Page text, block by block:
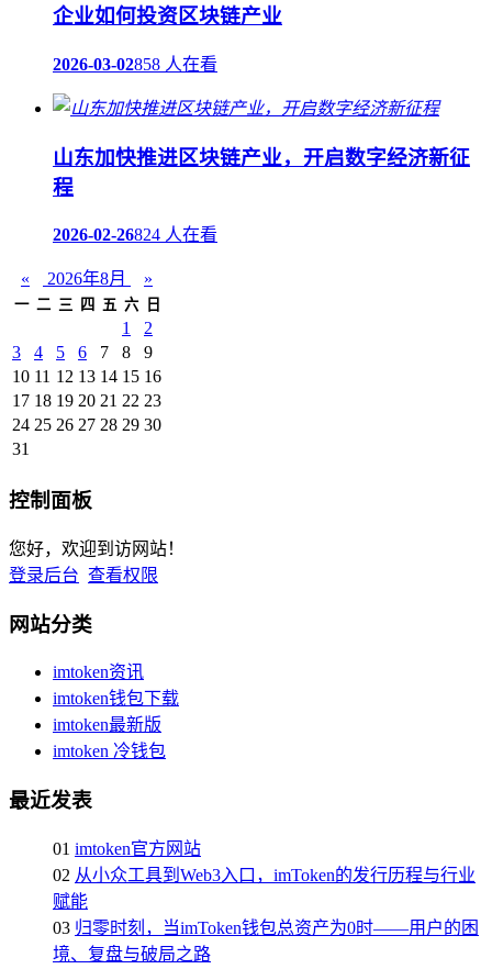
企业如何投资区块链产业
2026-03-02858 人在看
山东加快推进区块链产业，开启数字经济新征
程
2026-02-26824 人在看
« 2026年8月 »
一 二 三 四 五 六 日
1
2
3
4 5 6 7 8
9
10 11 12 13 14 15 16
17 18 19 20 21 22 23
24 25 26 27 28 29 30
31
控制面板
您好，欢迎到访网站！
登录后台 查看权限
网站分类
imtoken资讯
imtoken钱包下载
imtoken最新版
imtoken 冷钱包
最近发表
01 imtoken官方网站
02 从小众工具到Web3入口，imToken的发行历程与行业
赋能
03 归零时刻，当imToken钱包总资产为0时——用户的困
境、复盘与破局之路